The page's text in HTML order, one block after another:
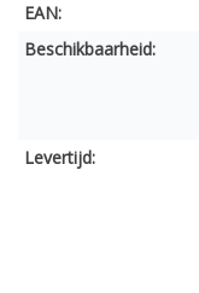
EAN:
Beschikbaarheid:
Levertijd: